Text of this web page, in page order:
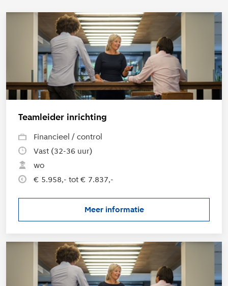
Teamleider inrichting
Financieel / control
Vast (32-36 uur)
wo
€ 5.958,- tot € 7.837,-
Meer informatie
over de vacature Teamleider